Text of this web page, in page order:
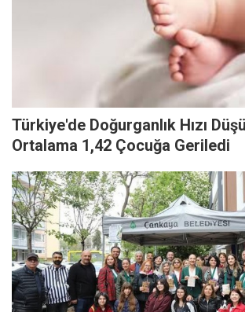
Türkiye'de Doğurganlık Hızı
Ortalama 1,42 Çocuğa Geriledi